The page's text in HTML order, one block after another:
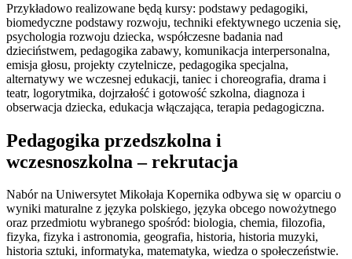
Przykładowo realizowane będą kursy: podstawy pedagogiki,
biomedyczne podstawy rozwoju, techniki efektywnego uczenia się,
psychologia rozwoju dziecka, współczesne badania nad
dzieciństwem, pedagogika zabawy, komunikacja interpersonalna,
emisja głosu, projekty czytelnicze, pedagogika specjalna,
alternatywy we wczesnej edukacji, taniec i choreografia, drama i
teatr, logorytmika, dojrzałość i gotowość szkolna, diagnoza i
obserwacja dziecka, edukacja włączająca, terapia pedagogiczna.
Pedagogika przedszkolna i
wczesnoszkolna – rekrutacja
Nabór na Uniwersytet Mikołaja Kopernika odbywa się w oparciu o
wyniki maturalne z języka polskiego, języka obcego nowożytnego
oraz przedmiotu wybranego spośród: biologia, chemia, filozofia,
fizyka, fizyka i astronomia, geografia, historia, historia muzyki,
historia sztuki, informatyka, matematyka, wiedza o społeczeństwie.